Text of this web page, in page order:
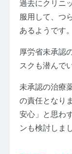
過去にクリニ
服用して、つ
あるようです。
厚労省未承認
スクも潜んで
未承認の治療
の責任となり
安心」と思わ
ンも検討しま